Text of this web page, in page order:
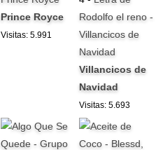
Prince Royce
Visitas: 5.991
Rodolfo el reno -
Villancicos de
Navidad
Villancicos de
Navidad
Visitas: 5.693